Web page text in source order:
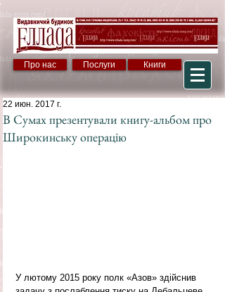
Про нас Послуги Книги
В Сумах презентували книгу-альбом про
Широкинську операцію
22 июн. 2017 г.
У лютому 2015 року полк «Азов» здійснив